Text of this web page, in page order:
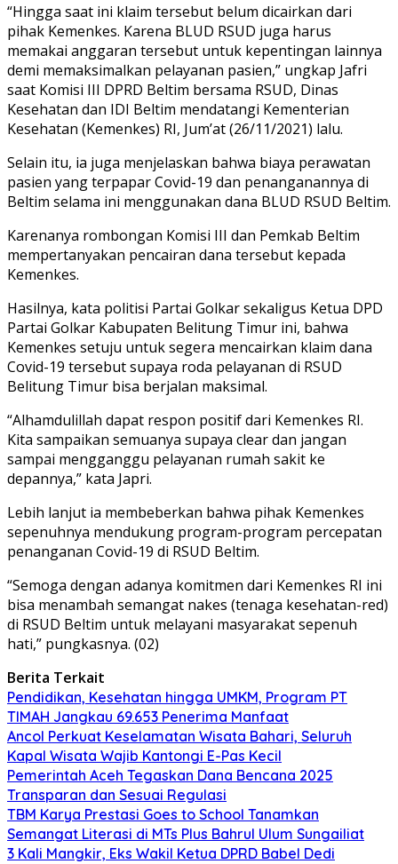
“Hingga saat ini klaim tersebut belum dicairkan dari
pihak Kemenkes. Karena BLUD RSUD juga harus
memakai anggaran tersebut untuk kepentingan lainnya
demi memaksimalkan pelayanan pasien,” ungkap Jafri
saat Komisi III DPRD Beltim bersama RSUD, Dinas
Kesehatan dan IDI Beltim mendatangi Kementerian
Kesehatan (Kemenkes) RI, Jum’at (26/11/2021) lalu.
Selain itu, ia juga menjelaskan bahwa biaya perawatan
pasien yang terpapar Covid-19 dan penanganannya di
Beltim selama ini menggunakan dana BLUD RSUD Beltim.
Karenanya rombongan Komisi III dan Pemkab Beltim
mempertanyakan pencairan dana tersebut kepada
Kemenkes.
Hasilnya, kata politisi Partai Golkar sekaligus Ketua DPD
Partai Golkar Kabupaten Belitung Timur ini, bahwa
Kemenkes setuju untuk segera mencairkan klaim dana
Covid-19 tersebut supaya roda pelayanan di RSUD
Belitung Timur bisa berjalan maksimal.
“Alhamdulillah dapat respon positif dari Kemenkes RI.
Kita sampaikan semuanya supaya clear dan jangan
sampai mengganggu pelayanan rumah sakit ke
depannya,” kata Japri.
Lebih lanjut ia membeberkan bahwa pihak Kemenkes
sepenuhnya mendukung program-program percepatan
penanganan Covid-19 di RSUD Beltim.
“Semoga dengan adanya komitmen dari Kemenkes RI ini
bisa menambah semangat nakes (tenaga kesehatan-red)
di RSUD Beltim untuk melayani masyarakat sepenuh
hati,” pungkasnya. (02)
Berita Terkait
Pendidikan, Kesehatan hingga UMKM, Program PT
TIMAH Jangkau 69.653 Penerima Manfaat
Ancol Perkuat Keselamatan Wisata Bahari, Seluruh
Kapal Wisata Wajib Kantongi E-Pas Kecil
Pemerintah Aceh Tegaskan Dana Bencana 2025
Transparan dan Sesuai Regulasi
TBM Karya Prestasi Goes to School Tanamkan
Semangat Literasi di MTs Plus Bahrul Ulum Sungailiat
3 Kali Mangkir, Eks Wakil Ketua DPRD Babel Dedi